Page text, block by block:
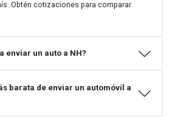
Obtén cotizaciones para comparar
enviar un auto a NH?
barata de enviar un automóvil a